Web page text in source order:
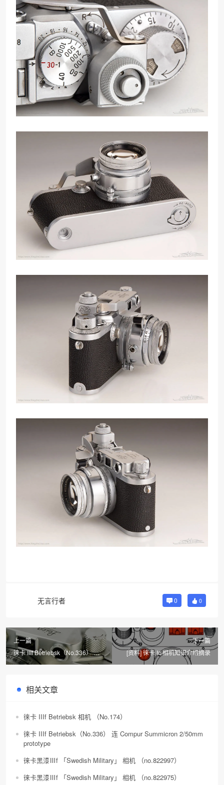
无言行者 0 0
上一篇
徕卡 IIIf Betriebsk（No.336） 连
Compur Summicron 2/50mm
下一篇
[资料] 徕卡 Ic 相机知识介绍摘录
相关文章
徕卡 IIIf Betriebsk 相机 （No.174）
徕卡 IIIf Betriebsk（No.336） 连 Compur Summicron 2/50mm
prototype
徕卡黑漆Ⅲf 「Swedish Military」 相机 （no.822997）
徕卡黑漆Ⅲf 「Swedish Military」 相机 （no.822975）